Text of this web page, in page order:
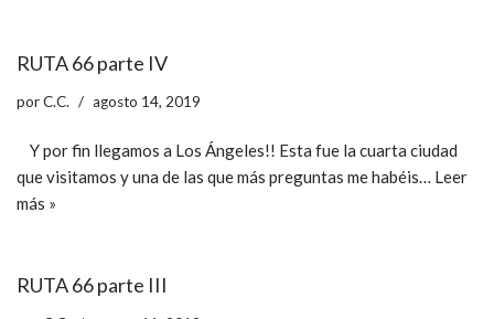
RUTA 66 parte IV
porC.C. agosto 14, 2019
Y por fin llegamos a Los Ángeles!! Esta fue la cuarta ciudad
que visitamos y una de las que más preguntas me habéis… Leer
más »
RUTA 66 parte III